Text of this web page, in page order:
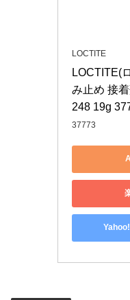
LOCTITE
LOCTITE(
み止め 接
248 19g
37773